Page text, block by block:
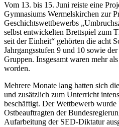
Vom 13. bis 15. Juni reiste eine
Gymnasiums Wermelskirchen zur
Geschichtswettbewerbs
selbst entwickelten Brettspiel zum
seit der Einheit“ gehörten die acht
Jahrgangsstufen 9 und 10 sowie
Gruppen. Insgesamt waren mehr
worden.
Mehrere Monate lang hatten sich
und zusätzlich zum Unterricht
beschäftigt. Der Wettbewerb
Ostbeauftragten der
Aufarbeitung der SED-Diktatur